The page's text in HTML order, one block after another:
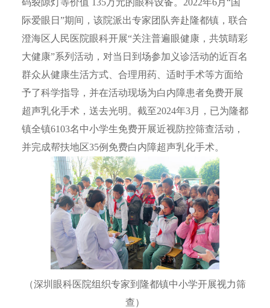
码裂隙灯等价值 135万元的眼科设备。2022年6月“国
际爱眼日”期间，该院派出专家团队奔赴隆都镇，联合
澄海区人民医院眼科开展“关注普遍眼健康，共筑睛彩
大健康”系列活动，对当日到场参加义诊活动的近百名
群众从健康生活方式、合理用药、适时手术等方面给
予了科学指导，并在活动现场为白内障患者免费开展
超声乳化手术，送去光明。截至2024年3月，已为隆都
镇全镇6103名中小学生免费开展近视防控筛查活动，
并完成帮扶地区35例免费白内障超声乳化手术。
（深圳眼科医院组织专家到隆都镇中小学开展视力筛
查）